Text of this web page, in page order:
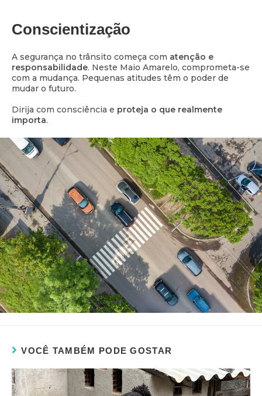
Conscientização
A segurança no trânsito começa com atenção e
responsabilidade. Neste Maio Amarelo, comprometa-se
com a mudança. Pequenas atitudes têm o poder de
mudar o futuro.
Dirija com consciência e proteja o que realmente
importa.
VOCÊ TAMBÉM PODE GOSTAR